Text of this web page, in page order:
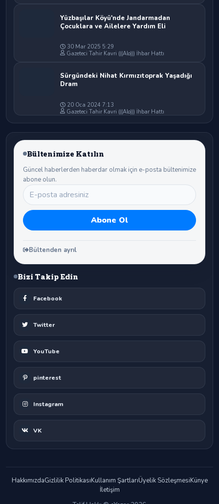
Yüzbaşılar Köyü'nde Jandarmadan
Çocuklara ve Ailelere Yardım Eli
30 Mar 2025 5:29
Gazeteci Tahir Kavri (((Alo))) İhbar Hattı
Sürgündeki Nihat Kırmızıtoprak Yaşadığı
Dram
20 Oca 2024 7:13
Gazeteci Tahir Kavri (((Alo))) İhbar Hattı
Bültenimize Katılın
Güncel haberlerden haberdar olmak için e-posta bültenimize
abone olun.
Bültenden ayrıl
Bizi Takip Edin
Facebook
Twitter
YouTube
pinterest
Instagram
VK
HakkımızdaGizlilik PolitikasıKullanım ŞartlarıÜyelik SözleşmesiKünye
İletişim